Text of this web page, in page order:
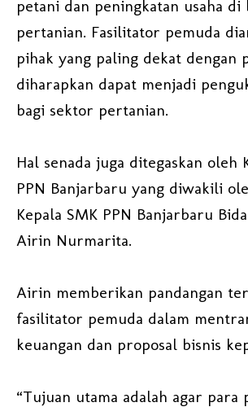
petani dan peningkatan usaha di
pertanian. Fasilitator pemuda
pihak yang paling dekat dengan
diharapkan dapat menjadi
bagi sektor pertanian.
Hal senada juga ditegaskan oleh
PPN Banjarbaru yang diwakili
Kepala SMK PPN Banjarbaru
Airin Nurmarita.
Airin memberikan pandangan
fasilitator pemuda dalam
keuangan dan proposal bisnis
“Tujuan utama adalah agar para